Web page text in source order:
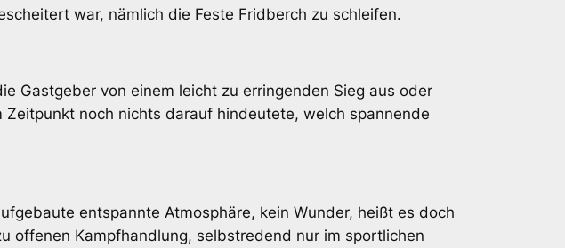
war, nämlich die Feste Fridberch zu schleifen.
Gastgeber von einem leicht zu erringenden Sieg aus oder
noch nichts darauf hindeutete, welch spannende
entspannte Atmosphäre, kein Wunder, heißt es doch
offenen Kampfhandlung, selbstredend nur im sportlichen